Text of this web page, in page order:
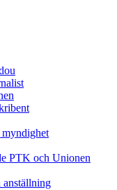
myndighet
PTK och Unionen
anställning